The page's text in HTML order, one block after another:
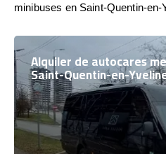
minibuses en Saint-Quentin-en-
Alquiler de autocares
Saint-Quentin-en-